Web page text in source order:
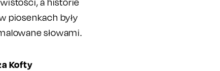
a historie
piosenkach były
słowami.
Kofty